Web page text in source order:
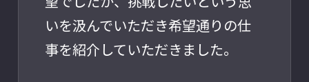
いを汲んでいただき希望通りの仕
事を紹介していただきました。